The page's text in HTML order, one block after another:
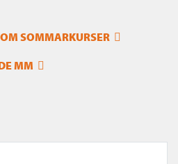
SOMMARKURSER
MM